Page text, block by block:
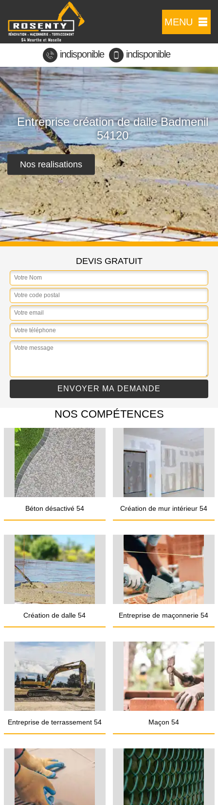
MENU
indisponible indisponible
Entreprise création de dalle Badmenil
54120
Nos realisations
DEVIS GRATUIT
NOS COMPÉTENCES
Béton désactivé 54 Création de mur intérieur 54
Création de dalle 54 Entreprise de maçonnerie 54
Entreprise de terrassement 54 Maçon 54